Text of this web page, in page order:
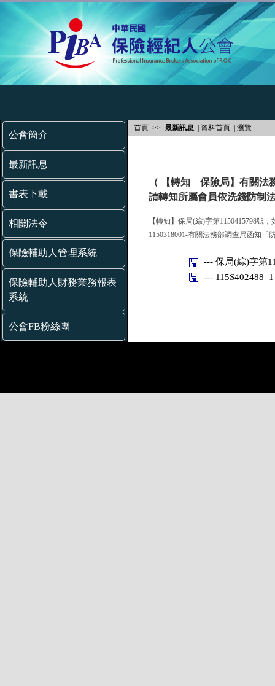
公會簡介
最新訊息
書表下載
相關法令
保險輔助人管理系統
保險輔助人財務業務報表
系統
公會FB粉絲團
首頁 >> 最新訊息 資料首頁 瀏覽
（ 【轉知 保險局】有關法
請轉知所屬會員依洗錢防制
【轉知】保局(綜)字第1150415798號，
1150318001-有關法務部調查局函知
--- 保局(綜)字第
---